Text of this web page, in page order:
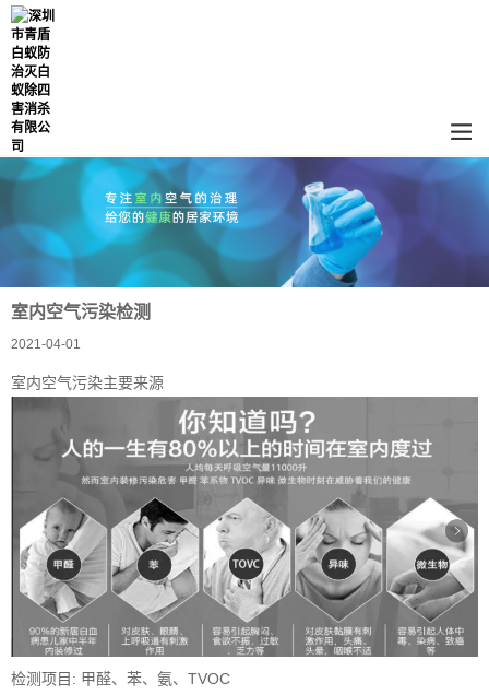
室内空气污染检测
2021-04-01
室内空气污染主要来源
检测项目: 甲醛、苯、氨、TVOC